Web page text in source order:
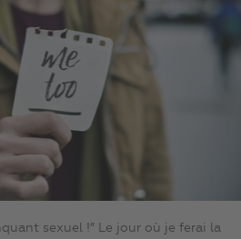
sexuel !” Le jour où je ferai la